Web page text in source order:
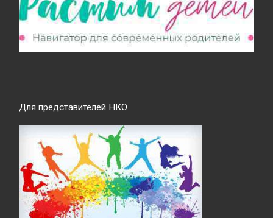
Для представителей НКО